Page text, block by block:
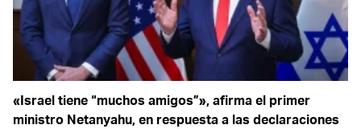
«Israel tiene “muchos amigos”», afirma el primer
ministro Netanyahu, en respuesta a las declaraciones